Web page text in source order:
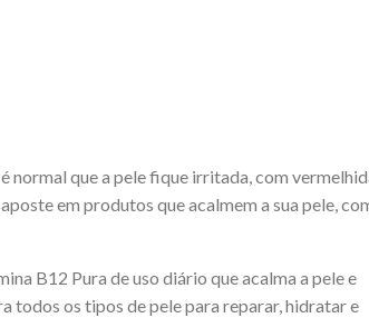
normal que a pele fique irritada, com
em produtos que acalmem a sua pele,
B12 Pura de uso diário que acalma a pele e
todos os tipos de pele para reparar, hidratar e